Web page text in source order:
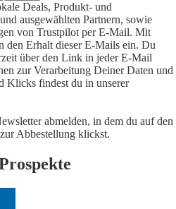
Deals, Produkt- und
ausgewählten Partnern, sowie
von Trustpilot per E-Mail. Mit
Erhalt dieser E-Mails ein. Du
über den Link in jeder E-Mail
zur Verarbeitung Deiner Daten und
Klicks findest du in unserer
abmelden, in dem du auf den
Abbestellung klickst.